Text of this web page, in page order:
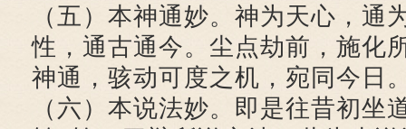
（五）本神通妙。神为天心，通
性，通古通今。尘点劫前，施化
神通，骇动可度之机，宛同今日
（六）本说法妙。即是往昔初坐